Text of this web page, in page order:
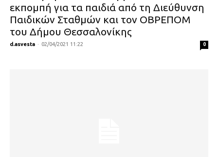
εκπομπή για τα παιδιά από τη Διεύθυνση
Παιδικών Σταθμών και τον ΟΒΡΕΠΟΜ
του Δήμου Θεσσαλονίκης
d.asvesta - 02/04/2021 11:22 0